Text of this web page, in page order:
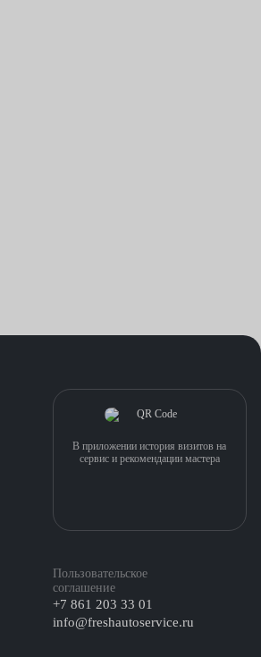
Пользовательское
соглашение
+7 861 203 33 01
info@freshautoservice.ru
В приложении история визитов на
сервис и рекомендации мастера